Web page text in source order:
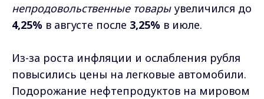
непродовольственные товарыувеличился до
4,25% в августе после 3,25% в июле.
Из-за роста инфляции и ослабления рубля
повысились цены на легковые автомобили.
Подорожание нефтепродуктов на мировом